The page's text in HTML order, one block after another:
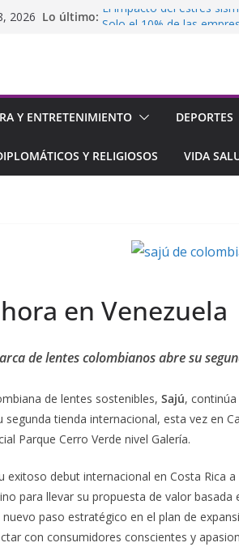
2026 Lo último: El impacto del estrés
Seguridad Informática
Copa Airlines volará a la
Y ENTRETENIMIENTO DEPORTES
Y RELIGIOSOS VIDA
en Venezuela
de lentes colombianos abre su
de lentes sostenibles, Sajú,
segunda tienda internacional, esta vez en
Parque Cerro Verde nivel Galería.
exitoso debut internacional en Costa Rica
para llevar su propuesta de valor
paso estratégico en el plan de
con consumidores conscientes y